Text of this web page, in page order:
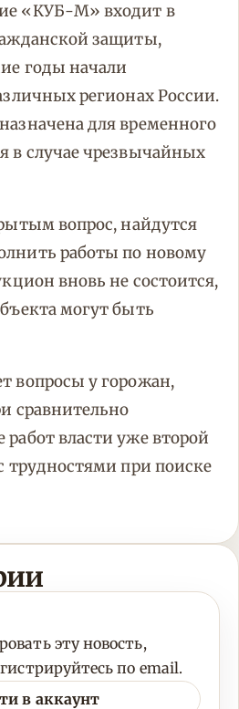
«КУБ-М» входит в
защиты,
годы начали
регионах России.
для временного
в случае чрезвычайных
вопрос, найдутся
работы по новому
вновь не состоится,
могут быть
вопросы у горожан,
сравнительно
власти уже второй
трудностями при поиске
эту новость,
по email.
в аккаунт